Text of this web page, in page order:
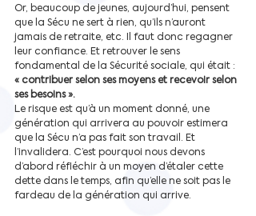
Or, beaucoup de jeunes, aujourd’hui, pensent
que la Sécu ne sert à rien, qu’ils n’auront
jamais de retraite, etc. Il faut donc regagner
leur confiance. Et retrouver le sens
fondamental de la Sécurité sociale, qui était :
« contribuer selon ses moyens et recevoir selon
ses besoins ».
Le risque est qu’à un moment donné, une
génération qui arrivera au pouvoir estimera
que la Sécu n’a pas fait son travail. Et
l’invalidera. C’est pourquoi nous devons
d’abord réfléchir à un moyen d’étaler cette
dette dans le temps, afin qu’elle ne soit pas le
fardeau de la génération qui arrive.